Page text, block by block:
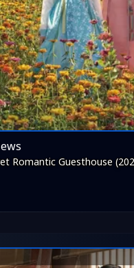
Romantic Guesthouse